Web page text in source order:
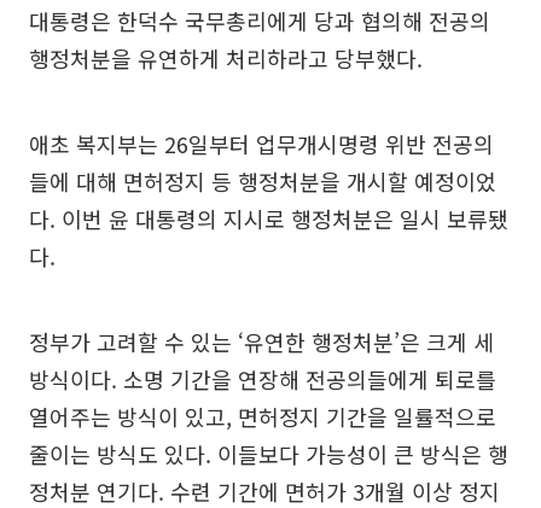
대통령은 한덕수 국무총리에게 당과 협의해 전공의
행정처분을 유연하게 처리하라고 당부했다.
애초 복지부는 26일부터 업무개시명령 위반 전공의
들에 대해 면허정지 등 행정처분을 개시할 예정이었
다. 이번 윤 대통령의 지시로 행정처분은 일시 보류됐
다.
정부가 고려할 수 있는 ‘유연한 행정처분’은 크게 세
방식이다. 소명 기간을 연장해 전공의들에게 퇴로를
열어주는 방식이 있고, 면허정지 기간을 일률적으로
줄이는 방식도 있다. 이들보다 가능성이 큰 방식은 행
정처분 연기다. 수련 기간에 면허가 3개월 이상 정지